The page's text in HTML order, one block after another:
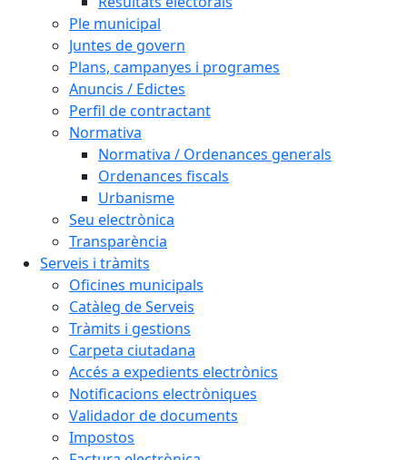
Ple municipal
Juntes de govern
Plans, campanyes i programes
Anuncis / Edictes
Perfil de contractant
Normativa
Normativa / Ordenances generals
Ordenances fiscals
Urbanisme
Seu electrònica
Transparència
Serveis i tràmits
Oficines municipals
Catàleg de Serveis
Tràmits i gestions
Carpeta ciutadana
Accés a expedients electrònics
Notificacions electròniques
Validador de documents
Impostos